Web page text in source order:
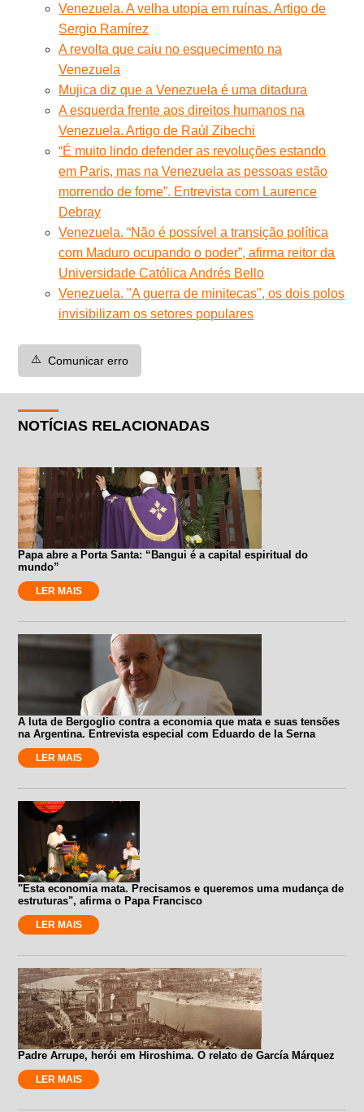
Venezuela. A velha utopia em ruínas. Artigo de
Sergio Ramírez
A revolta que caiu no esquecimento na
Venezuela
Mujica diz que a Venezuela é uma ditadura
A esquerda frente aos direitos humanos na
Venezuela. Artigo de Raúl Zibechi
“É muito lindo defender as revoluções estando
em Paris, mas na Venezuela as pessoas estão
morrendo de fome”. Entrevista com Laurence
Debray
Venezuela. “Não é possível a transição política
com Maduro ocupando o poder”, afirma reitor da
Universidade Católica Andrés Bello
Venezuela. "A guerra de minitecas", os dois polos
invisibilizam os setores populares
⚠️ Comunicar erro
NOTÍCIAS RELACIONADAS
Papa abre a Porta Santa: “Bangui é a capital espiritual do
mundo”
LER MAIS
A luta de Bergoglio contra a economia que mata e suas tensões
na Argentina. Entrevista especial com Eduardo de la Serna
LER MAIS
"Esta economia mata. Precisamos e queremos uma mudança de
estruturas", afirma o Papa Francisco
LER MAIS
Padre Arrupe, herói em Hiroshima. O relato de García Márquez
LER MAIS